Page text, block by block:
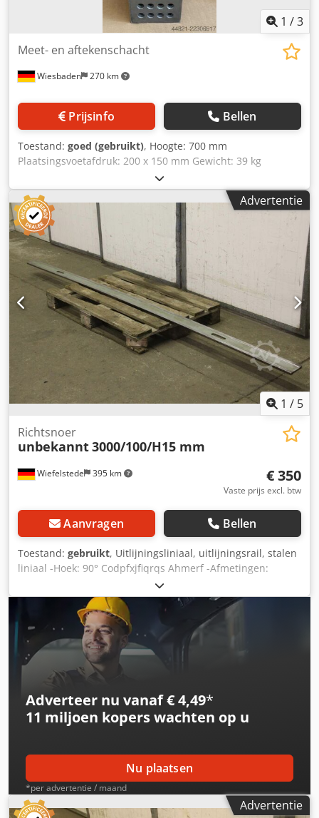
1 /3
Wiesbaden 270 km
Meet- en aftekenschacht
Prijsinfo Bellen
Toestand: goed (gebruikt), Hoogte: 700 mm
Plaatsingsvoetafdruk: 200 x 150 mm Gewicht: 39 kg
Advertentie
1 / 5
Wiefelstede 395 km
Richtsnoer
unbekannt3000/100/H15 mm
€ 350
Vaste prijs excl. btw
Aanvragen Bellen
Toestand: gebruikt, Uitlijningsliniaal, uitlijningsrail, stalen
liniaal -Hoek: 90° Codpfxjfiqrqs Ahmerf -Afmetingen:
3000/100/H15 mm -Gewicht: 28 kg
Adverteer nu vanaf € 4,49*
11 miljoen koperswachten op u
Nu plaatsen
*per advertentie / maand
Advertentie